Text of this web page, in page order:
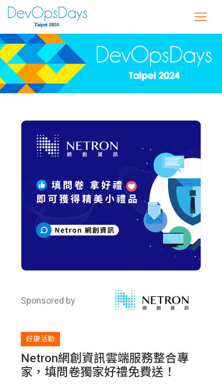
Sponsored by
好康活動
Netron網創資訊雲端服務整合專
家，填問卷獨家好禮免費送！